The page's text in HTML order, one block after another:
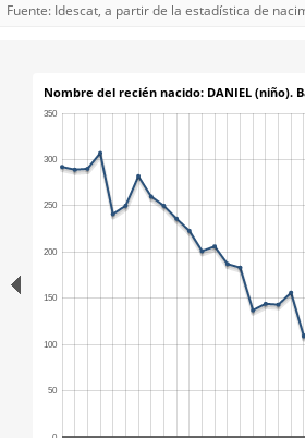
Fuente: Idescat, a partir de la estadística de